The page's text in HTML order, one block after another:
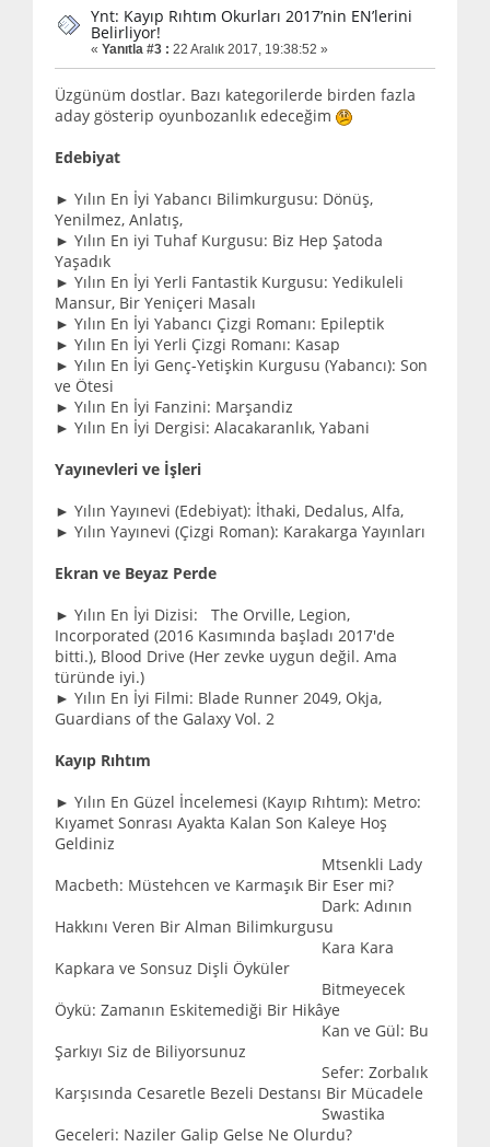
Ynt: Kayıp Rıhtım Okurları 2017’nin EN’lerini
Belirliyor!
« Yanıtla #3 : 22 Aralık 2017, 19:38:52 »
Üzgünüm dostlar. Bazı kategorilerde birden fazla
aday gösterip oyunbozanlık edeceğim
Edebiyat
► Yılın En İyi Yabancı Bilimkurgusu: Dönüş,
Yenilmez, Anlatış,
► Yılın En iyi Tuhaf Kurgusu: Biz Hep Şatoda
Yaşadık
► Yılın En İyi Yerli Fantastik Kurgusu: Yedikuleli
Mansur, Bir Yeniçeri Masalı
► Yılın En İyi Yabancı Çizgi Romanı: Epileptik
► Yılın En İyi Yerli Çizgi Romanı: Kasap
► Yılın En İyi Genç-Yetişkin Kurgusu (Yabancı): Son
ve Ötesi
► Yılın En İyi Fanzini: Marşandiz
► Yılın En İyi Dergisi: Alacakaranlık, Yabani
Yayınevleri ve İşleri
► Yılın Yayınevi (Edebiyat): İthaki, Dedalus, Alfa,
► Yılın Yayınevi (Çizgi Roman): Karakarga Yayınları
Ekran ve Beyaz Perde
► Yılın En İyi Dizisi: The Orville, Legion,
Incorporated (2016 Kasımında başladı 2017'de
bitti.), Blood Drive (Her zevke uygun değil. Ama
türünde iyi.)
► Yılın En İyi Filmi: Blade Runner 2049, Okja,
Guardians of the Galaxy Vol. 2
Kayıp Rıhtım
► Yılın En Güzel İncelemesi (Kayıp Rıhtım): Metro:
Kıyamet Sonrası Ayakta Kalan Son Kaleye Hoş
Geldiniz
Mtsenkli Lady
Macbeth: Müstehcen ve Karmaşık Bir Eser mi?
Dark: Adının
Hakkını Veren Bir Alman Bilimkurgusu
Kara Kara
Kapkara ve Sonsuz Dişli Öyküler
Bitmeyecek
Öykü: Zamanın Eskitemediği Bir Hikâye
Kan ve Gül: Bu
Şarkıyı Siz de Biliyorsunuz
Sefer: Zorbalık
Karşısında Cesaretle Bezeli Destansı Bir Mücadele
Swastika
Geceleri: Naziler Galip Gelse Ne Olurdu?